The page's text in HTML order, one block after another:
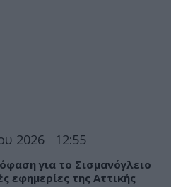
2026 12:55
για το Σισμανόγλειο
εφημερίες της Αττικής